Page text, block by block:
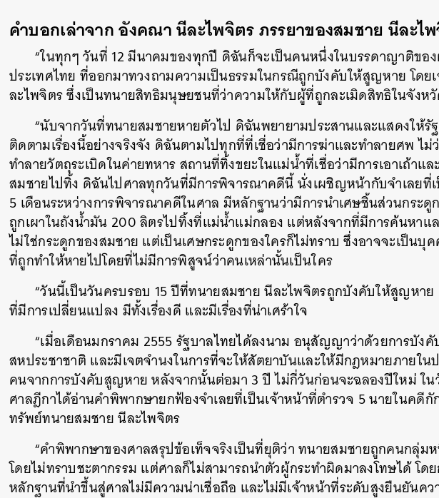
คำบอกเล่าจาก อังคณา นีละไพจิตร ภรรยาของสมชาย นีละไ
“ในทุกๆ วันที่ 12 มีนาคมของทุกปี ดิฉันก็จะเป็นคนหนึ่งในบรรดาญาติข
ประเทศไทย ที่ออกมาทวงถามความเป็นธรรมในกรณีถูกบังคับให้สูญหาย โดย
ละไพจิตร ซึ่งเป็นทนายสิทธิมนุษยชนที่ว่าความให้กับผู้ที่ถูกละเมิดสิทธิในจังห
“นับจากวันที่ทนายสมชายหายตัวไป ดิฉันพยายามประสานและแสดงให้รั
ติดตามเรื่องนี้อย่างจริงจัง ดิฉันตามไปทุกที่ที่เชื่อว่ามีการฆ่าและทำลายศพ ไม่
ทำลายวัตถุระเบิดในค่ายทหาร สถานที่ทิ้งขยะในแม่น้ำที่เชื่อว่ามีการเอาเถ้าแ
สมชายไปทิ้ง ดิฉันไปศาลทุกวันที่มีการพิจารณาคดีนี้ นั่งเผชิญหน้ากับจำเลยที่
5 เดือนระหว่างการพิจารณาคดีในศาล มีหลักฐานว่ามีการนำเศษชิ้นส่วนกระ
ถูกเผาในถังน้ำมัน 200 ลิตรไปทิ้งที่แม่น้ำแม่กลอง แต่หลังจากที่มีการค้นหา
ไม่ใช่กระดูกของสมชาย แต่เป็นเศษกระดูกของใครก็ไม่ทราบ ซึ่งอาจจะเป็นบุ
ที่ถูกทำให้หายไปโดยที่ไม่มีการพิสูจน์ว่าคนเหล่านั้นเป็นใคร
“วันนี้เป็นวันครบรอบ 15 ปีที่ทนายสมชาย นีละไพจิตรถูกบังคับให้สูญหาย
ที่มีการเปลี่ยนแปลง มีทั้งเรื่องดี และมีเรื่องที่น่าเศร้าใจ
“เมื่อเดือนมกราคม 2555 รัฐบาลไทยได้ลงนาม อนุสัญญาว่าด้วยการบัง
สหประชาชาติ และมีเจตจำนงในการที่จะให้สัตยาบันและให้มีกฎหมายภายใ
คนจากการบังคับสูญหาย หลังจากนั้นต่อมา 3 ปี ไม่กี่วันก่อนจะฉลองปีใหม่ ใ
ศาลฎีกาได้อ่านคำพิพากษายกฟ้องจำเลยที่เป็นเจ้าหน้าที่ตำรวจ 5 นายในคดี
ทรัพย์ทนายสมชาย นีละไพจิตร
“คำพิพากษาของศาลสรุปข้อเท็จจริงเป็นที่ยุติว่า ทนายสมชายถูกคนกลุ่ม
โดยไม่ทราบชะตากรรม แต่ศาลก็ไม่สามารถนำตัวผู้กระทำผิดมาลงโทษได้ โด
หลักฐานที่นำขึ้นสู่ศาลไม่มีความน่าเชื่อถือ และไม่มีเจ้าหน้าที่ระดับสูงยืนยันคว